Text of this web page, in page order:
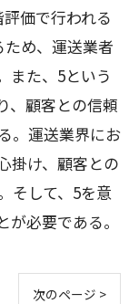
価で行われる
め、運送業者
また、5という
、顧客との信頼
。運送業界にお
掛け、顧客との
そして、5を意
必要である。
次のページ >